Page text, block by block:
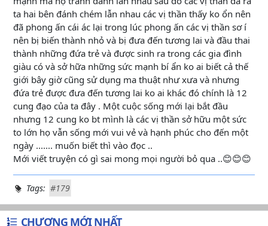
ta hai bên đánh chém lẫn nhau các vị thần thấy ko ổn nên
đã phong ấn cái ác lại trong lúc phong ấn các vị thần sơ í
nên bị biến thành nhỏ và bị đưa đến tương lai và đầu thai
thành những đứa trẻ và được sinh ra trong các gia đình
giàu có và sở hữa những sức mạnh bí ẩn ko ai biết cả thế
giới bây giờ cũng sử dụng ma thuật như xưa và nhưng
đứa trẻ được đưa đến tương lai ko ai khác đó chính là 12
cung đạo của ta đây . Một cuộc sống mới lại bắt đầu
nhưng 12 cung ko bt mình là các vị thần sở hữu một sức
to lớn họ vẫn sống mới vui vẻ và hạnh phúc cho đến một
ngày ....... muốn biết thì vào đọc ..
Mới viết truyện có gì sai mong mọi người bỏ qua ..😊😊😊
Tags: #179
CHƯƠNG MỚI NHẤT